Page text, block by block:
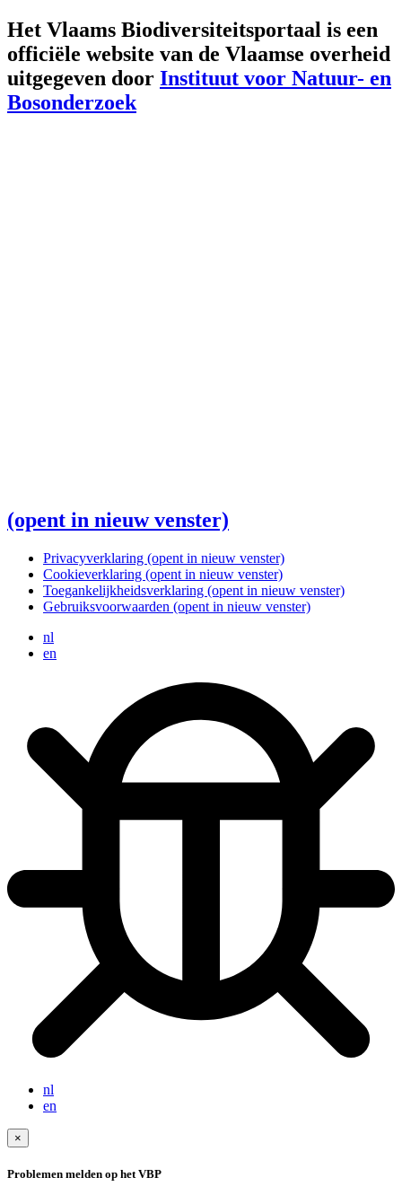
Het Vlaams Biodiversiteitsportaal is een
officiële website van de Vlaamse overheid
uitgegeven door Instituut voor Natuur- en
Bosonderzoek
(opent in nieuw venster)
Privacyverklaring (opent in nieuw venster)
Cookieverklaring (opent in nieuw venster)
Toegankelijkheidsverklaring (opent in nieuw venster)
Gebruiksvoorwaarden (opent in nieuw venster)
nl
en
nl
en
×
Problemen melden op het VBP